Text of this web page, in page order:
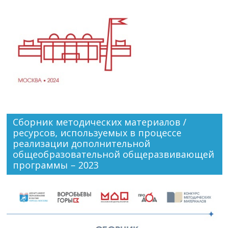
Сборник методических материалов /
ресурсов, используемых в процессе
реализации дополнительной
общеобразовательной общеразвивающей
программы – 2023